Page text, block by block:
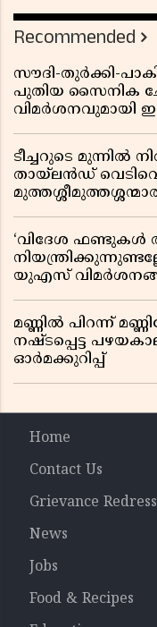
Recommended
സൗദി-തുർക്കി-
പുതിയ സൈനിക
വിമർശനവുമായി
ടീച്ചറുടെ മുന്നിൽ
തായ്‌ലൻഡ്
‘വിദേശ ഫണ്ടുകൾ
യുഎസ്
മണ്ണിൽ പിറന്ന്
നഷ്ടപ്പെട്ട
ഓർമക്കുറിപ്പ്
Home
Contact Us
Grievance
News
Jobs
Food & Recipes